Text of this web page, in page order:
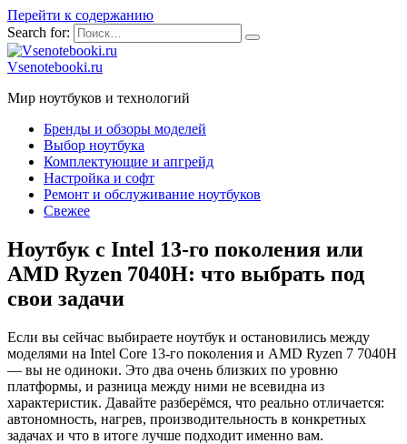
Перейти к содержанию
Search for:
Vsenotebooki.ru
Мир ноутбуков и технологий
Бренды и обзоры моделей
Выбор ноутбука
Комплектующие и апгрейд
Настройка и софт
Ремонт и обслуживание ноутбуков
Свежее
Ноутбук с Intel 13-го поколения или
AMD Ryzen 7040H: что выбрать под
свои задачи
Если вы сейчас выбираете ноутбук и остановились между
моделями на Intel Core 13-го поколения и AMD Ryzen 7 7040H
— вы не одиноки. Это два очень близких по уровню
платформы, и разница между ними не всевидна из
характеристик. Давайте разберёмся, что реально отличается:
автономность, нагрев, производительность в конкретных
задачах и что в итоге лучше подходит именно вам.